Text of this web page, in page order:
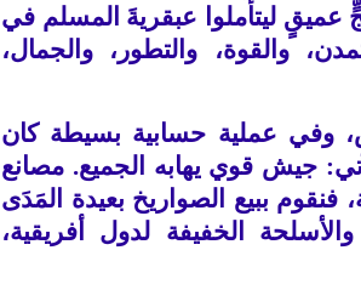
ليتأملوا عبقريةَ المسلم في
والقوة، والتطور، والجمال،
وفي عملية حسابية بسيطة كان
: جيش قوي يهابه الجميع. مصانع
فنقوم ببيع الصواريخ بعيدة المَدَى
والأسلحة الخفيفة لدول أفريقية،